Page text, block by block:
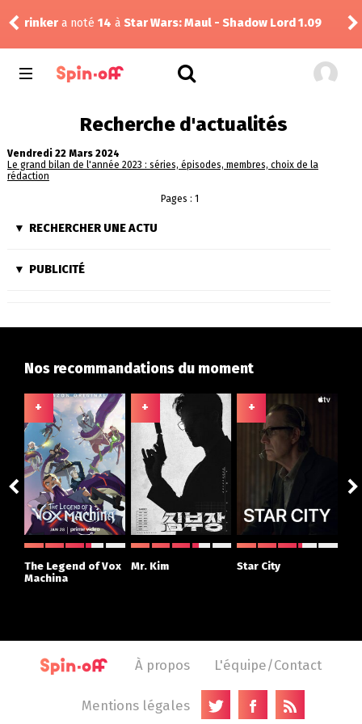
rinker a noté 14 à Star Wars: Maul - Shadow Lord 1.09
Recherche d'actualités
Vendredi 22 Mars 2024
Le grand bilan de l'année 2023 : séries, épisodes, membres, choix de la
rédaction
Pages : 1
RECHERCHER UNE ACTU
PUBLICITÉ
Nos recommandations du moment
+
The Legend of Vox
Machina
+
Mr. Kim
+
Star City
À propos L'équipe/Contact
Mentions légales